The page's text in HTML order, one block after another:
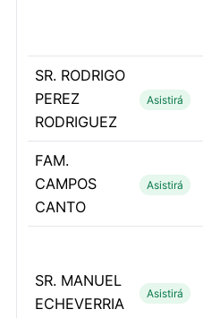
SR. RODRIGO
PEREZ
RODRIGUEZ
Asistirá
FAM.
CAMPOS
CANTO
Asistirá
SR. MANUEL
ECHEVERRIA
Asistirá